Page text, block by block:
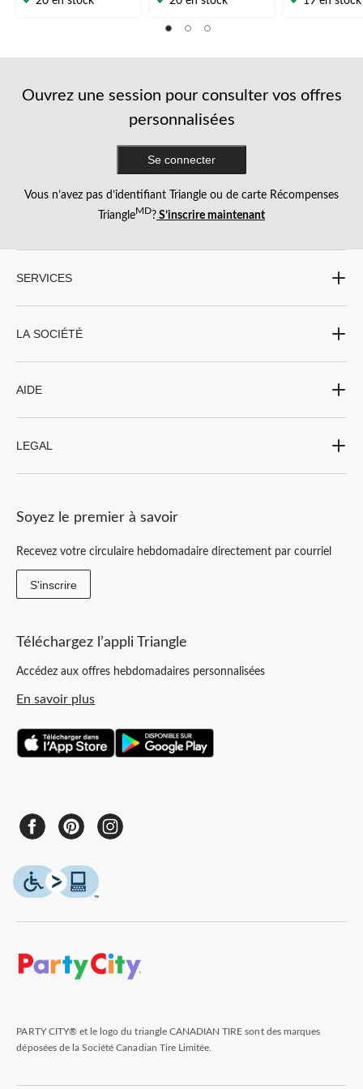
évaluation
5.
évaluation
évaluation
Ouvrez une session pour consulter vos offres
personnalisées
Se connecter
Vous n’avez pas d’identifiant Triangle ou de carte Récompenses
TriangleMD? S’inscrire maintenant
SERVICES
LA SOCIÉTÉ
AIDE
LEGAL
Soyez le premier à savoir
Recevez votre circulaire hebdomadaire directement par courriel
S'inscrire
Téléchargez l’appli Triangle
Accédez aux offres hebdomadaires personnalisées
En savoir plus
PARTY CITY® et le logo du triangle CANADIAN TIRE sont des marques
déposées de la Société Canadian Tire Limitée.